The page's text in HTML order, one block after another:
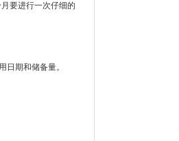
要进行一次仔细的
期和储备量。